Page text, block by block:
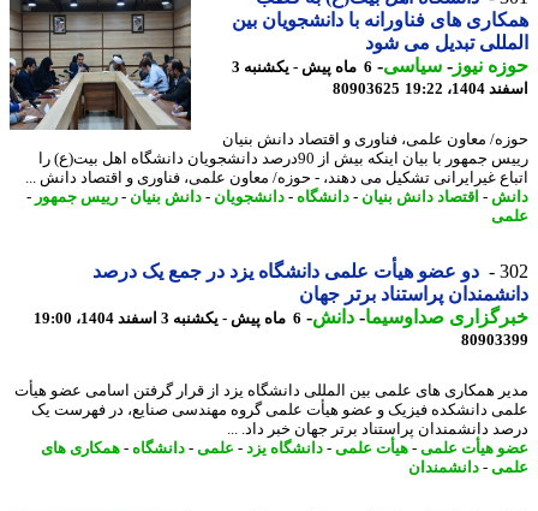
های فناورانه با دانشجویان بین
تبدیل می شود
نیوز-سیاسی-
6 ماه پیش - یکشنبه 3
19:22
80903625
معاون علمی، فناوری و اقتصاد دانش بنیان
رییس جمهور با بیان اینکه بیش از 90درصد دانشجویان دانشگاه اهل بیت(ع) را
غیرایرانی تشکیل می دهند، - حوزه/ معاون علمی، فناوری و اقتصاد دانش ...
-اقتصاد دانش بنیان-دانشگاه-دانشجویان-دانش بنیان-رییس جمهور-
دو عضو هیأت علمی دانشگاه یزد در جمع یک درصد
پراستناد برتر جهان
صداوسیما-دانش -6 ماه پیش - یکشنبه 3 اسفند 1404، 19:00
همکاری های علمی بین المللی دانشگاه یزد از قرار گرفتن اسامی عضو هیأت
دانشکده فیزیک و عضو هیأت علمی گروه مهندسی صنایع، در فهرست یک
دانشمندان پراستناد برتر جهان خبر داد. ...
هیأت علمی-هیأت علمی-دانشگاه یزد-علمی-دانشگاه-همکاری های
-دانشمندان